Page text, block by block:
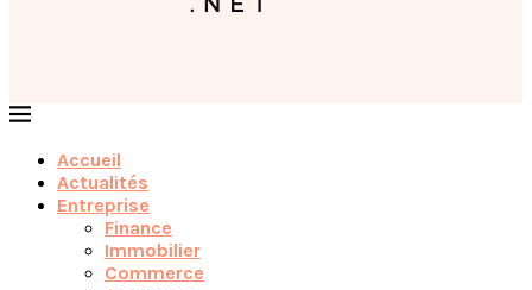
Accueil
Actualités
Entreprise
Finance
Immobilier
Commerce